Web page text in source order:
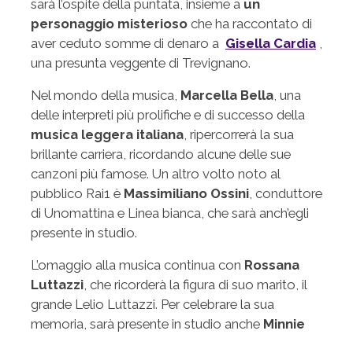
sarà l’ospite della puntata, insieme a un
personaggio misterioso che ha raccontato di
aver ceduto somme di denaro a Gisella Cardia ,
una presunta veggente di Trevignano​​.
Nel mondo della musica, Marcella Bella, una
delle interpreti più prolifiche e di successo della
musica leggera italiana, ripercorrerà la sua
brillante carriera, ricordando alcune delle sue
canzoni più famose. Un altro volto noto al
pubblico Rai1 è Massimiliano Ossini, conduttore
di Unomattina e Linea bianca, che sarà anch’egli
presente in studio​.
L’omaggio alla musica continua con Rossana
Luttazzi, che ricorderà la figura di suo marito, il
grande Lelio Luttazzi. Per celebrare la sua
memoria, sarà presente in studio anche Minnie